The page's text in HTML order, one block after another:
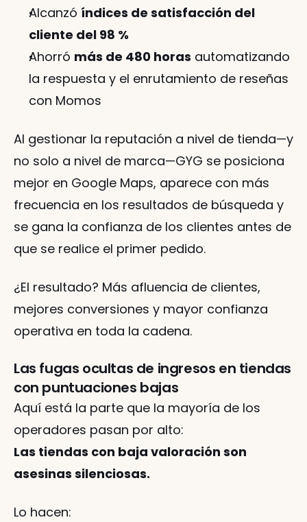
Alcanzó índices de satisfacción del
cliente del 98 %
Ahorró más de 480 horas automatizando
la respuesta y el enrutamiento de reseñas
con Momos
Al gestionar la reputación a nivel de tienda—y
no solo a nivel de marca—GYG se posiciona
mejor en Google Maps, aparece con más
frecuencia en los resultados de búsqueda y
se gana la confianza de los clientes antes de
que se realice el primer pedido.
¿El resultado? Más afluencia de clientes,
mejores conversiones y mayor confianza
operativa en toda la cadena.
Las fugas ocultas de ingresos en tiendas
con puntuaciones bajas
Aquí está la parte que la mayoría de los
operadores pasan por alto:
Las tiendas con baja valoración son
asesinas silenciosas.
Lo hacen: